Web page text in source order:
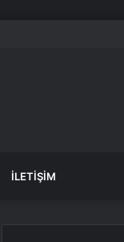
İLETIŞIM